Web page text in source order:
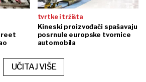
tvrtke i tržišta
Kineski proizvođači spašavaju
posrnule europske tvornice
automobila
UČITAJ VIŠE